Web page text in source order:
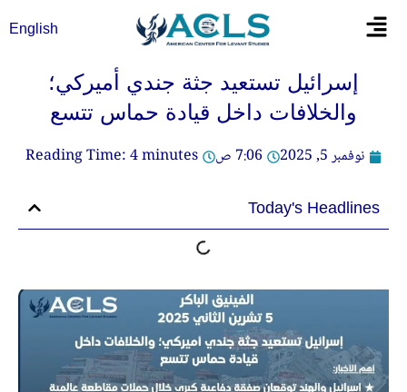
Flyout
English
إسرائيل تستعيد جثة جندي أميركي؛
والخلافات داخل قيادة حماس تتسع
نوفمبر 5, 2025
7:06 ص Reading Time:4minutes
Today's Headlines